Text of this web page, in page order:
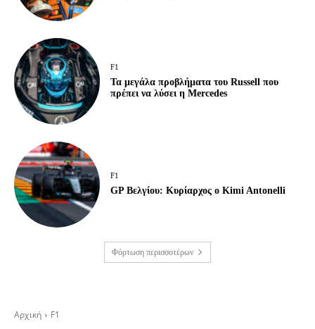
F1
Τα μεγάλα προβλήματα του Russell που
πρέπει να λύσει η Mercedes
F1
GP Βελγίου: Κυρίαρχος ο Kimi Antonelli
Φόρτωση περισσοτέρων